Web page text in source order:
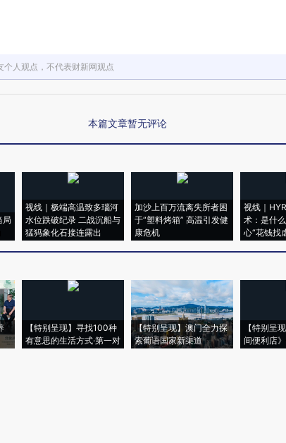
个人观点，不代表财新网观点
本篇文章暂无评论
局
视线｜极端高温致多瑙河
水位跌破纪录 二战沉船与
猛犸象化石接连露出
加沙上百万流离失所者困
于“塑料烤箱” 高温引发健
康危机
视线｜
术：是什
心“花钱找
【特别呈现】寻找100种
有意思的生活方式·第一对
【特别呈现】澳门全力探
索葡语国家新渠道
【特别呈
间便利店